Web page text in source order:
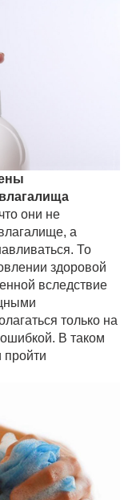
они не
а
То
здоровой
вследствие
только на
В таком
пройти